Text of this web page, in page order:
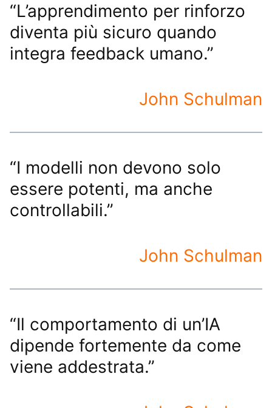
“L’apprendimento per rinforzo
diventa più sicuro quando
integra feedback umano.”
John Schulman
“I modelli non devono solo
essere potenti, ma anche
controllabili.”
John Schulman
“Il comportamento di un’IA
dipende fortemente da come
viene addestrata.”